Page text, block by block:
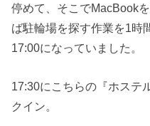
停めて、そこでMacBook
ば駐輪場を探す作業を1時
17:00になっていました。
17:30にこちらの『ホステ
クイン。